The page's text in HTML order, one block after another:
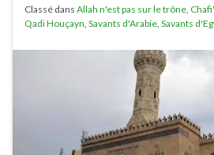
Classé dans Allah n'est pas sur le trône,
Qadi Houçayn, Savants d'Arabie, Savants